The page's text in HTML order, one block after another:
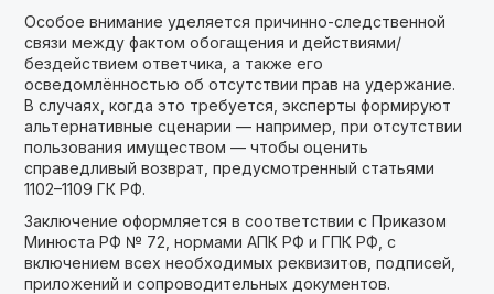
Особое внимание уделяется причинно-следственной
связи между фактом обогащения и действиями/
бездействием ответчика, а также его
осведомлённостью об отсутствии прав на удержание.
В случаях, когда это требуется, эксперты формируют
альтернативные сценарии — например, при отсутствии
пользования имуществом — чтобы оценить
справедливый возврат, предусмотренный статьями
1102–1109 ГК РФ.
Заключение оформляется в соответствии с Приказом
Минюста РФ № 72, нормами АПК РФ и ГПК РФ, с
включением всех необходимых реквизитов, подписей,
приложений и сопроводительных документов.